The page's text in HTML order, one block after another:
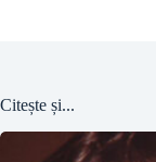
Citește și...